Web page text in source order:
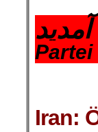
Iran: